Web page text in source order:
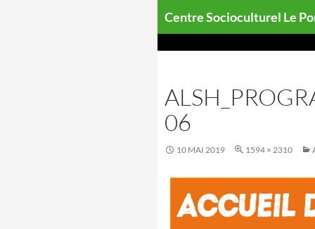
Centre Socioculturel Le
06
10 MAI 2019 1594 × 2310